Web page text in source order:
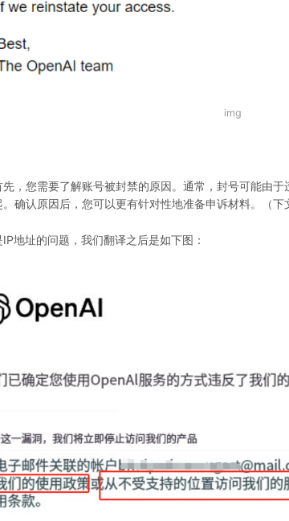
img
先，您需要了解账号被封禁的原因。通常，封号可能由
确认原因后，您可以更有针对性地准备申诉材料。（下
地址的问题，我们翻译之后是如下图：